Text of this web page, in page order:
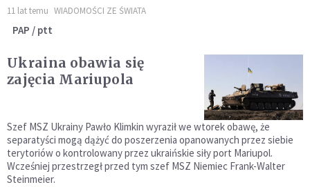
11 lat temu WIADOMOŚCI ZE ŚWIATA
PAP / ptt
Ukraina obawia się
zajęcia Mariupola
Szef MSZ Ukrainy Pawło Klimkin wyraził we wtorek obawę, że
separatyści mogą dążyć do poszerzenia opanowanych przez siebie
terytoriów o kontrolowany przez ukraińskie siły port Mariupol.
Wcześniej przestrzegł przed tym szef MSZ Niemiec Frank-Walter
Steinmeier.